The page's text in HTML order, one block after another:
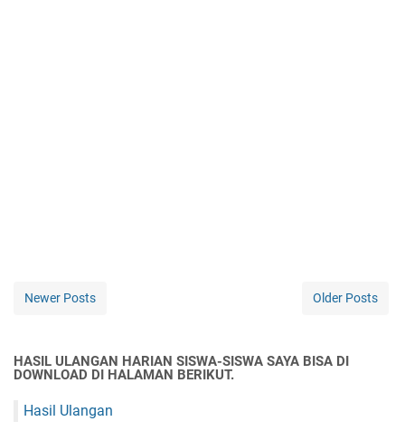
Newer Posts Older Posts
HASIL ULANGAN HARIAN SISWA-SISWA SAYA BISA DI
DOWNLOAD DI HALAMAN BERIKUT.
Hasil Ulangan